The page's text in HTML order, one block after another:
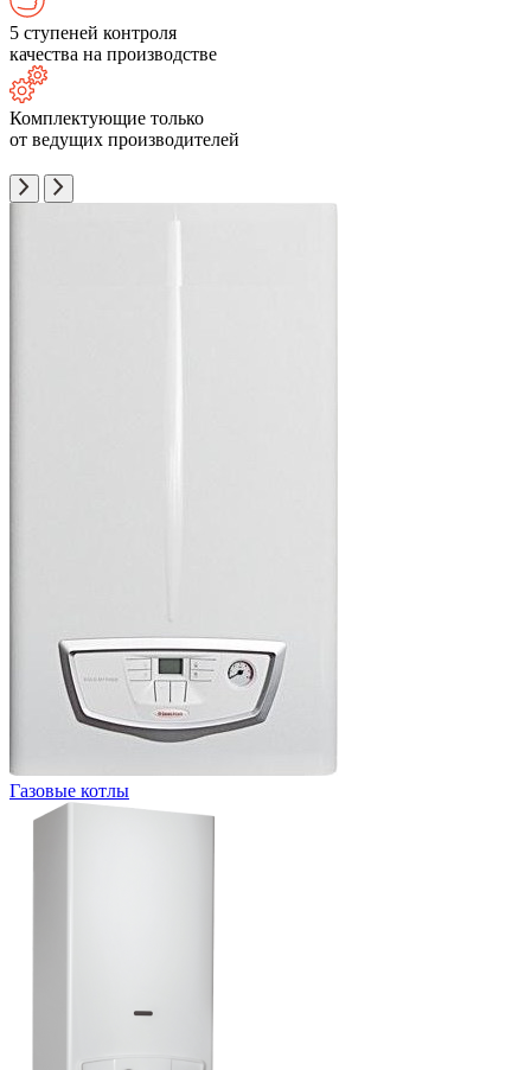
5 ступеней контроля
качества на производстве
Комплектующие только
от ведущих производителей
Газовые котлы